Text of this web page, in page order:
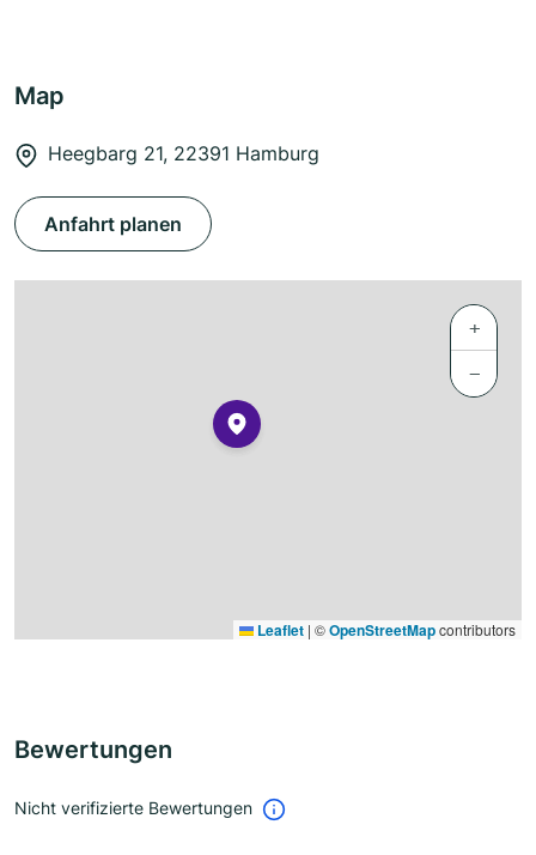
Map
Heegbarg 21, 22391 Hamburg
Anfahrt planen
+
−
Leaflet | ©OpenStreetMapcontributors
Bewertungen
Nicht verifizierte Bewertungen